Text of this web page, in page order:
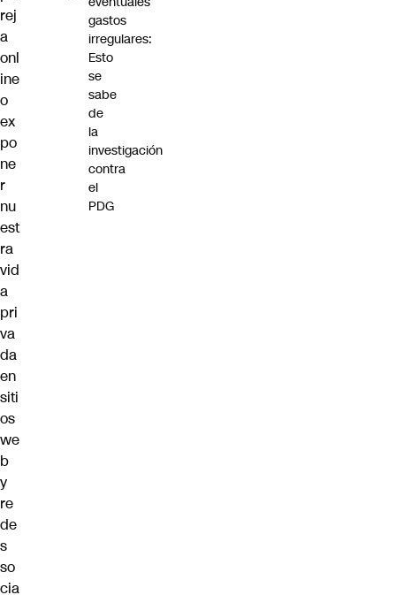
rej
a
onl
ine
o
ex
po
ne
r
nu
est
ra
vid
a
pri
va
da
en
siti
os
we
b
y
re
de
s
so
cia
gastos
irregulares:
Esto
se
sabe
de
la
investigación
contra
el
PDG